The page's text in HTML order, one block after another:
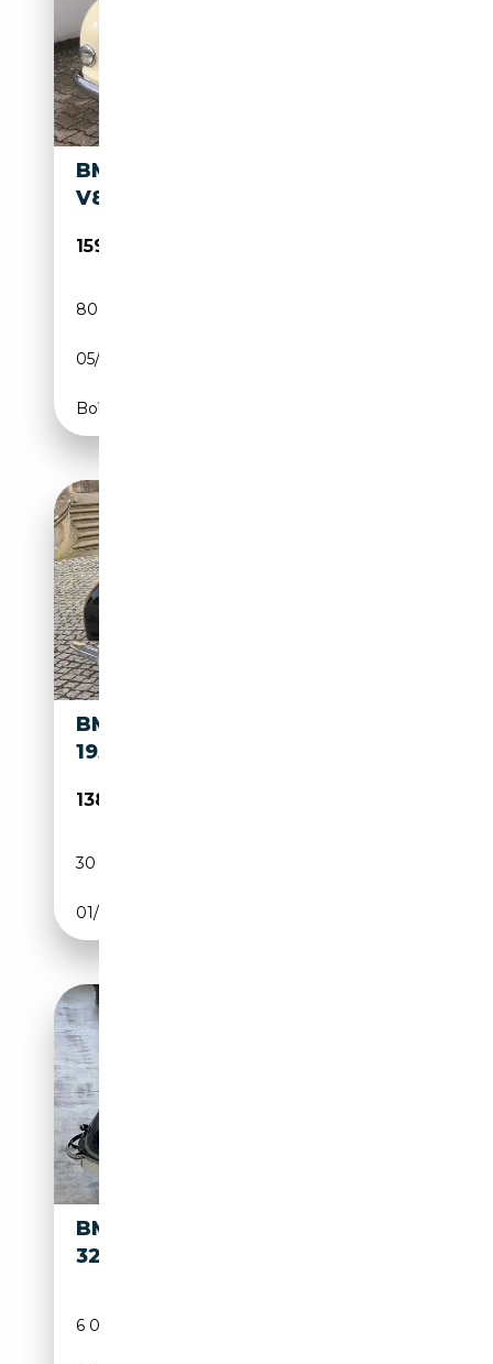
BMW BAUR CABRIO 501 AF -
V8
159 900€
80 400 km
05/1956
Boîte manuelle
BMW EMW 327 CABRIO BJ.
1955
138 000€
30 868 km
01/1955
BMW
327
6 000 km